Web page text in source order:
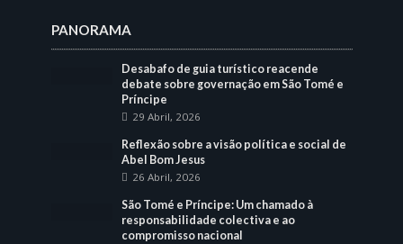
PANORAMA
Desabafo de guia turístico reacende
debate sobre governação em São Tomé e
Príncipe
29 Abril, 2026
Reflexão sobre a visão política e social de
Abel Bom Jesus
26 Abril, 2026
São Tomé e Príncipe: Um chamado à
responsabilidade colectiva e ao
compromisso nacional